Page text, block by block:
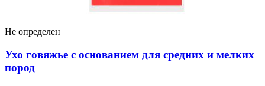
Не определен
Ухо говяжье с основанием для средних и мелких
пород